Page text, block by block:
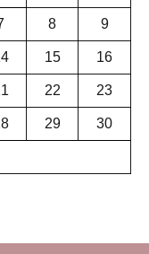
8 9
15 16
22 23
29 30